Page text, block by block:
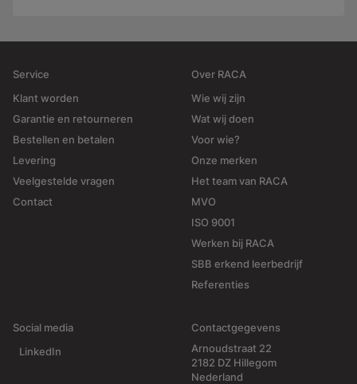
Service
Klant worden
Garantie en retourneren
Bestellen en betalen
Levering
Veelgestelde vragen
Contact
Over RACA
Wie wij zijn
Wat wij doen
Voor wie?
Onze merken
Het team van RACA
MVO
ISO 9001
Werken bij RACA
SBB erkend leerbedrijf
Referenties
Social media
LinkedIn
Contactgegevens
Arnoudstraat 22
2182 DZ Hillegom
Nederland